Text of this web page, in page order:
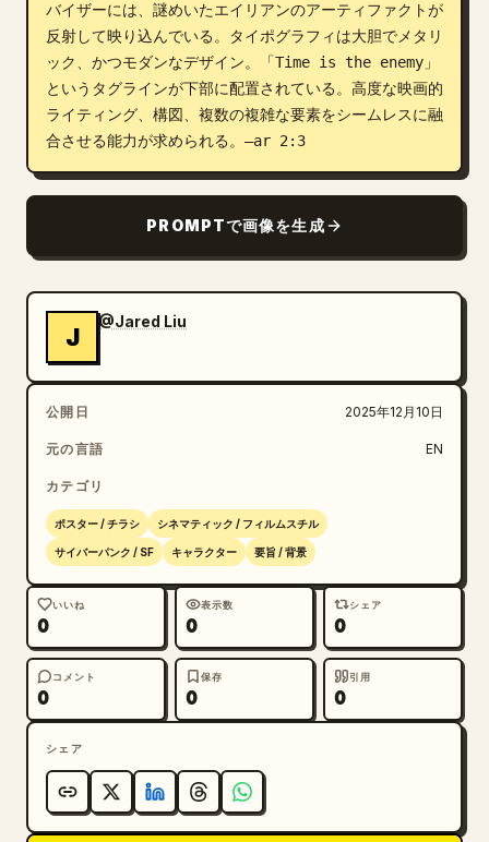
バイザーには、謎めいたエイリアンのアーティファクトが
反射して映り込んでいる。タイポグラフィは大胆でメタリ
ック、かつモダンなデザイン。「Time is the enemy」
というタグラインが下部に配置されている。高度な映画的
ライティング、構図、複数の複雑な要素をシームレスに融
合させる能力が求められる。–ar 2:3
PROMPTで画像を生成
J
@Jared Liu
公開日 2025年12月10日
元の言語 EN
カテゴリ
ポスター / チラシ シネマティック / フィルムスチル
サイバーパンク / SF キャラクター 要旨 / 背景
いいね
0
表示数
0
シェア
0
コメント
0
保存
0
引用
0
シェア